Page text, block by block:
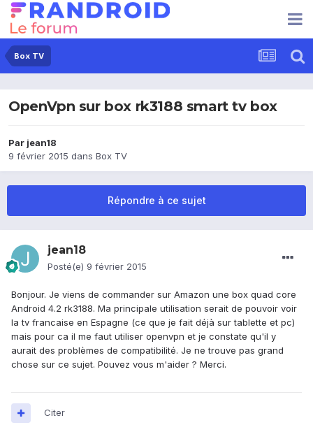
Box TV
OpenVpn sur box rk3188 smart tv box
Par jean18
9 février 2015 dans Box TV
Répondre à ce sujet
jean18
Posté(e) 9 février 2015
Bonjour. Je viens de commander sur Amazon une box quad core
Android 4.2 rk3188. Ma principale utilisation serait de pouvoir voir
la tv francaise en Espagne (ce que je fait déjà sur tablette et pc)
mais pour ca il me faut utiliser openvpn et je constate qu'il y
aurait des problèmes de compatibilité. Je ne trouve pas grand
chose sur ce sujet. Pouvez vous m'aider ? Merci.
Citer